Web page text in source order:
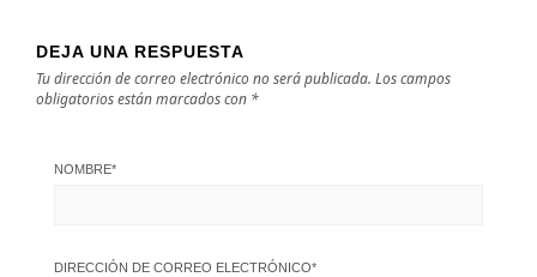
DEJA UNA RESPUESTA
Tu dirección de correo electrónico no será publicada. Los campos
obligatorios están marcados con *
NOMBRE*
DIRECCIÓN DE CORREO ELECTRÓNICO*